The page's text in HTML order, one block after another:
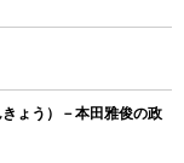
ょう）－本田雅俊の政